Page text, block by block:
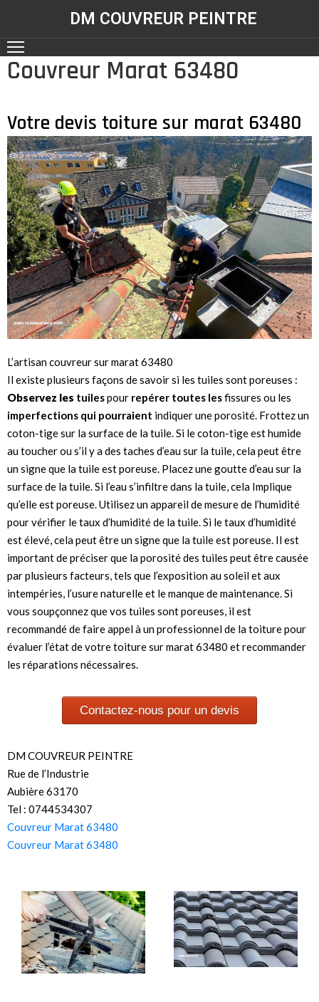
DM COUVREUR PEINTRE
ACCUEIL
SERVICES
CONTACT
Couvreur Marat 63480
Votre devis toiture sur marat 63480
L’artisan couvreur sur marat 63480
Il existe plusieurs façons de savoir si les tuiles sont poreuses :
Observez les tuilespour repérer toutes lesfissures ou les
imperfections qui pourraient indiquer une porosité. Frottez un
coton-tige sur la surface de la tuile. Si le coton-tige est humide
au toucher ou s’il y a des taches d’eau sur la tuile, cela peut être
un signe que la tuile est poreuse. Placez une goutte d’eau sur la
surface de la tuile. Si l’eau s’infiltre dans la tuile, cela Implique
qu’elle est poreuse. Utilisez un appareil de mesure de l’humidité
pour vérifier le taux d’humidité de la tuile. Si le taux d’humidité
est élevé, cela peut être un signe que la tuile est poreuse. Il est
important de préciser que la porosité des tuiles peut être causée
par plusieurs facteurs, tels que l’exposition au soleil et aux
intempéries, l’usure naturelle et le manque de maintenance. Si
vous soupçonnez que vos tuiles sont poreuses, il est
recommandé de faire appel à un professionnel de la toiture pour
évaluer l’état de votre toiture sur marat 63480 et recommander
les réparations nécessaires.
Contactez-nous pour un devis
DM COUVREUR PEINTRE
Rue de l’Industrie
Aubière 63170
Tel : 0744534307
Couvreur Marat 63480
Couvreur Marat 63480